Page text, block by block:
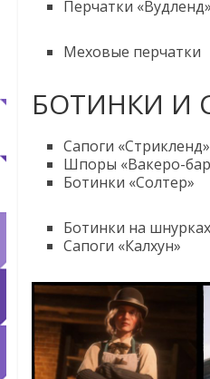
Перчатки «Вудленд»
Меховые перчатки
БОТИНКИ И
Сапоги «Стрикленд»
Шпоры «Вакеро-
Ботинки «Солтер»
Ботинки на шнурках
Сапоги «Калхун»